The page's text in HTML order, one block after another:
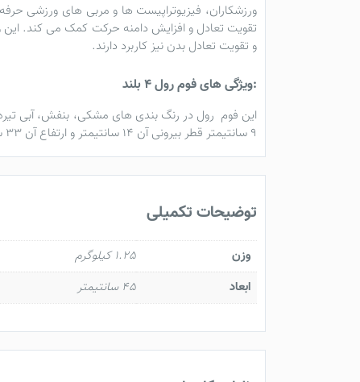
ورزشکاران، فیزیوتراپیست ها و مربی های ورزشی حرفه
تقویت تعادل و افزایش دامنه حرکت کمک می کند. این
و تقویت تعادل بدن نیز کاربرد دارند.
:ویژگی های فوم رول 4 بلند
این فوم رول در رنگ بندی های مشکی، بنفش، آبی
۹ سانتیمتر قطر بیرونی آن ۱۴ سانتیمتر و ارتفاع آن ۳۳ سانتیمتر است.
توضیحات تکمیلی
وزن
1.25 کیلوگرم
ابعاد
45 سانتیمتر